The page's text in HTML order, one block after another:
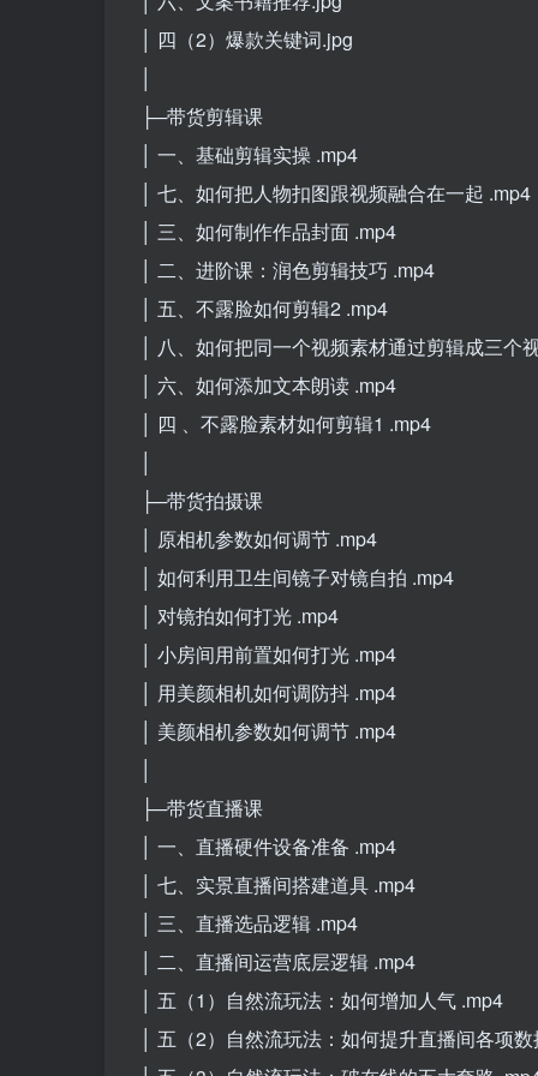
│ 四（2）爆款关键词.jpg
├─带货剪辑课
│ 一、基础剪辑实操 .mp4
│ 七、如何把人物扣图跟视频融合在一起 .mp4
│ 三、如何制作作品封面 .mp4
│ 二、进阶课：润色剪辑技巧 .mp4
│ 五、不露脸如何剪辑2 .mp4
│ 八、如何把同一个视频素材通过剪辑成三个
│ 六、如何添加文本朗读 .mp4
│ 四 、不露脸素材如何剪辑1 .mp4
├─带货拍摄课
│ 原相机参数如何调节 .mp4
│ 如何利用卫生间镜子对镜自拍 .mp4
│ 对镜拍如何打光 .mp4
│ 小房间用前置如何打光 .mp4
│ 用美颜相机如何调防抖 .mp4
│ 美颜相机参数如何调节 .mp4
├─带货直播课
│ 一、直播硬件设备准备 .mp4
│ 七、实景直播间搭建道具 .mp4
│ 三、直播选品逻辑 .mp4
│ 二、直播间运营底层逻辑 .mp4
│ 五（1）自然流玩法：如何增加人气 .mp4
│ 五（2）自然流玩法：如何提升直播间各项